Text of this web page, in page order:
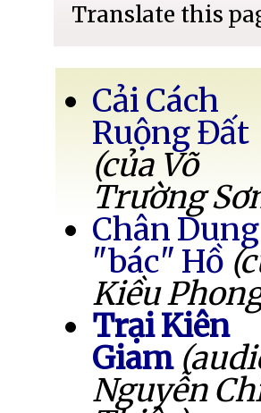
Translate this
Cải Cách
Ruộng Đất
(của Võ
Trường
Chân Dung
"bác" Hồ
Kiều
Trại Kiên
Giam
Nguyễn